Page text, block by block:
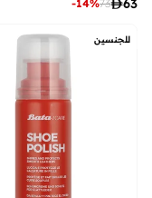
63
73
-14%
للجنسين